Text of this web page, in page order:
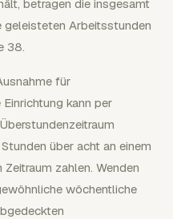
betragen die insgesamt
geleisteten Arbeitsstunden
38.
für
kann per
über acht an einem
zahlen. Wenden
wöchentliche